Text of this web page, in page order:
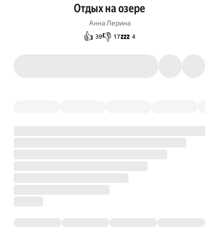
Отдых на озере
Анна Лерина
👍 39👎 17💤 4